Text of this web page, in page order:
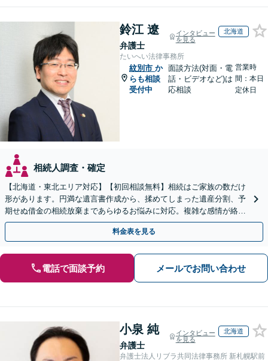
鈴江 遼
弁護士
インタビュー
を見る
北海道
たいへい法律事務所
紋別市 か
らも相談
受付中
面談方法(対面・電
話・ビデオなど)は
応相談
営業時
間：本日
定休日
相続人調査・確定
【北海道・東北エリア対応】【初回相談無料】相続はご家族の数だけ
形があります。円満な遺言書作成から、揉めてしまった遺産分割、予
期せぬ借金の相続放棄まであらゆるお悩みに対応。複雑な感情が絡む
相続トラブルもまずはご相談ください。WEB面談可。
料金表を見る
電話で面談予約 メールでお問い合わせ
小泉 純
弁護士
インタビュー
を見る
北海道
弁護士法人リブラ共同法律事務所 新札幌駅前